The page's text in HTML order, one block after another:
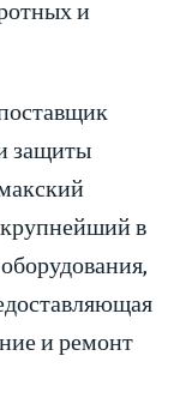
и
защиты
в
и ремонт